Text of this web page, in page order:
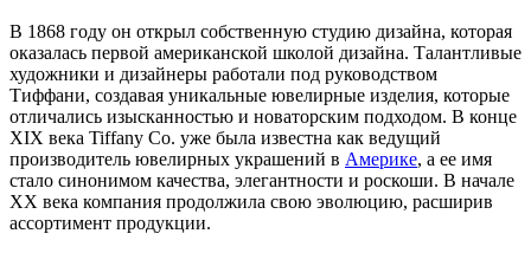
В 1868 году он открыл собственную студию дизайна, которая
оказалась первой американской школой дизайна. Талантливые
художники и дизайнеры работали под руководством
Тиффани, создавая уникальные ювелирные изделия, которые
отличались изысканностью и новаторским подходом. В конце
XIX века Tiffany Co. уже была известна как ведущий
производитель ювелирных украшений в Америке, а ее имя
стало синонимом качества, элегантности и роскоши. В начале
XX века компания продолжила свою эволюцию, расширив
ассортимент продукции.